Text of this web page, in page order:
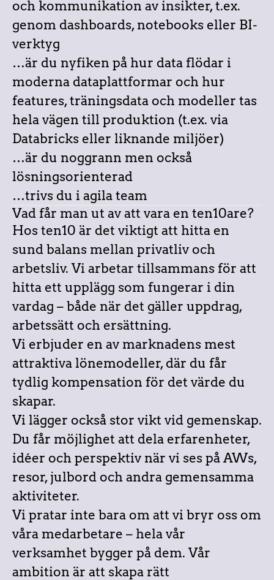
och kommunikation av insikter, t.ex.
genom dashboards, notebooks eller BI-
verktyg
…är du nyfiken på hur data flödar i
moderna dataplattformar och hur
features, träningsdata och modeller tas
hela vägen till produktion (t.ex. via
Databricks eller liknande miljöer)
…är du noggrann men också
lösningsorienterad
…trivs du i agila team
Vad får man ut av att vara en ten10are?
Hos ten10 är det viktigt att hitta en
sund balans mellan privatliv och
arbetsliv. Vi arbetar tillsammans för att
hitta ett upplägg som fungerar i din
vardag – både när det gäller uppdrag,
arbetssätt och ersättning.
Vi erbjuder en av marknadens mest
attraktiva lönemodeller, där du får
tydlig kompensation för det värde du
skapar.
Vi lägger också stor vikt vid gemenskap.
Du får möjlighet att dela erfarenheter,
idéer och perspektiv när vi ses på AWs,
resor, julbord och andra gemensamma
aktiviteter.
Vi pratar inte bara om att vi bryr oss om
våra medarbetare – hela vår
verksamhet bygger på dem. Vår
ambition är att skapa rätt